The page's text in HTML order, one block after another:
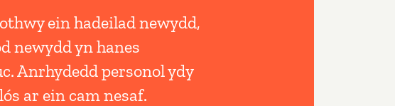
ein hadeilad newydd,
newydd yn hanes
Anrhydedd personol ydy
ar ein cam nesaf.